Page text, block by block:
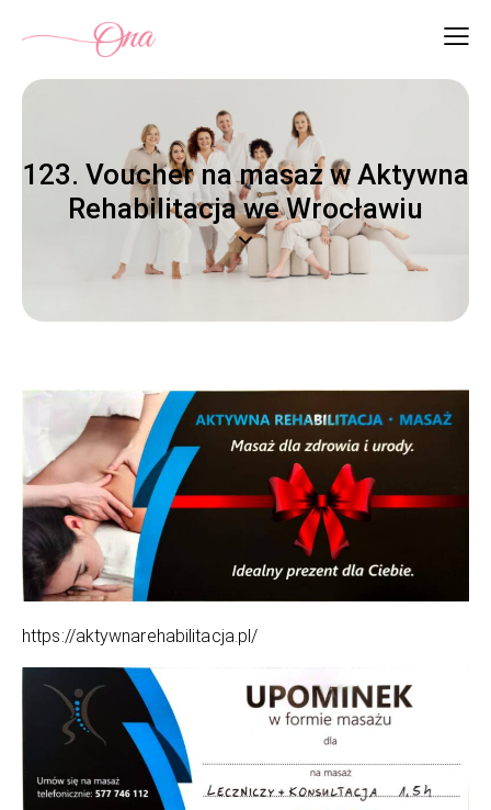
123. Voucher na masaż w Aktywna
Rehabilitacja we Wrocławiu
https://aktywnarehabilitacja.pl/